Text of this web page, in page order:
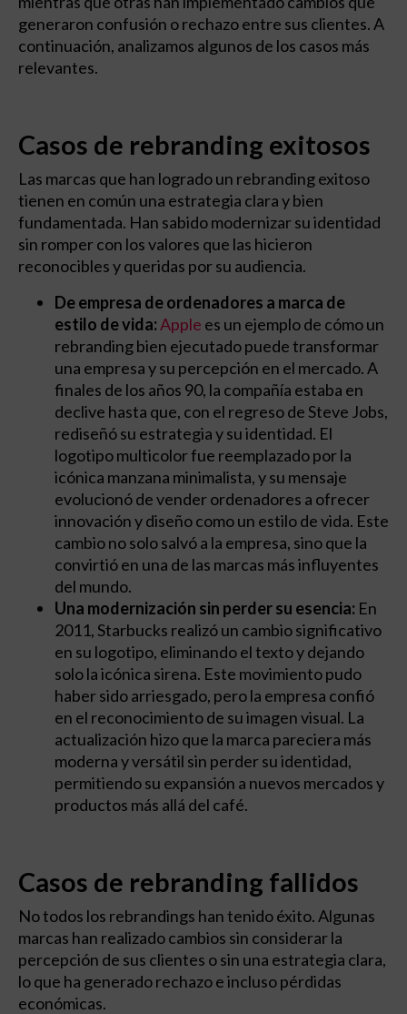
generaron confusión o rechazo entre sus clientes. A
continuación, analizamos algunos de los casos más
relevantes.
Casos de rebranding exitosos
Las marcas que han logrado un rebranding exitoso
tienen en común una estrategia clara y bien
fundamentada. Han sabido modernizar su identidad
sin romper con los valores que las hicieron
reconocibles y queridas por su audiencia.
De empresa de ordenadores a marca de
estilo de vida:Apple es un ejemplo de cómo un
rebranding bien ejecutado puede transformar
una empresa y su percepción en el mercado. A
finales de los años 90, la compañía estaba en
declive hasta que, con el regreso de Steve Jobs,
rediseñó su estrategia y su identidad. El
logotipo multicolor fue reemplazado por la
icónica manzana minimalista, y su mensaje
evolucionó de vender ordenadores a ofrecer
innovación y diseño como un estilo de vida. Este
cambio no solo salvó a la empresa, sino que la
convirtió en una de las marcas más influyentes
del mundo.
Una modernización sin perder su esencia: En
2011, Starbucks realizó un cambio significativo
en su logotipo, eliminando el texto y dejando
solo la icónica sirena. Este movimiento pudo
haber sido arriesgado, pero la empresa confió
en el reconocimiento de su imagen visual. La
actualización hizo que la marca pareciera más
moderna y versátil sin perder su identidad,
permitiendo su expansión a nuevos mercados y
productos más allá del café.
Casos de rebranding fallidos
No todos los rebrandings han tenido éxito. Algunas
marcas han realizado cambios sin considerar la
percepción de sus clientes o sin una estrategia clara,
lo que ha generado rechazo e incluso pérdidas
económicas.